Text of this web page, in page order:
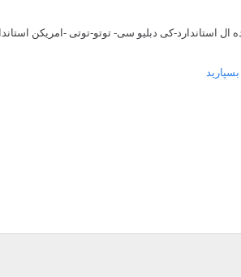
ال استاندارد-کی دبلیو سی- توتو-توتی -امریکن